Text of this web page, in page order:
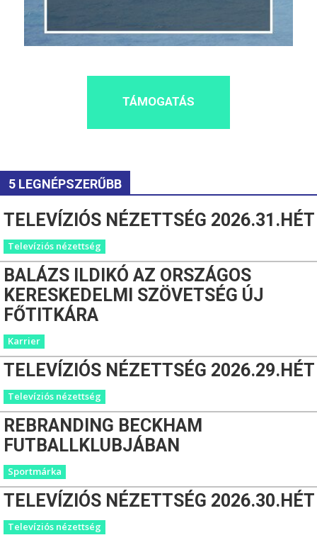
TÁMOGATÁS
5 LEGNÉPSZERŰBB
TELEVÍZIÓS NÉZETTSÉG 2026.31.HÉT
Televíziós nézettség
BALÁZS ILDIKÓ AZ ORSZÁGOS
KERESKEDELMI SZÖVETSÉG ÚJ
FŐTITKÁRA
Karrier
TELEVÍZIÓS NÉZETTSÉG 2026.29.HÉT
Televíziós nézettség
REBRANDING BECKHAM
FUTBALLKLUBJÁBAN
Sportmárka
TELEVÍZIÓS NÉZETTSÉG 2026.30.HÉT
Televíziós nézettség